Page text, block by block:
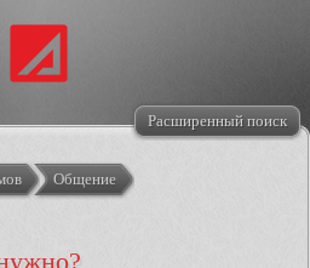
Расширенный поиск
Общение